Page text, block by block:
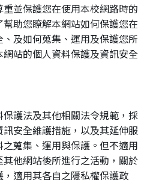
並保護您在使用本校網路時的
助您瞭解本網站如何保護您在
及如何蒐集、運用及保護您所
站的個人資料保護及資訊安全
護法及其他相關法令規範，採
安全維護措施，以及其延伸服
蒐集、運用與保護。但不適用
他網站後所進行之活動，關於
適用其各自之隱私權保護政